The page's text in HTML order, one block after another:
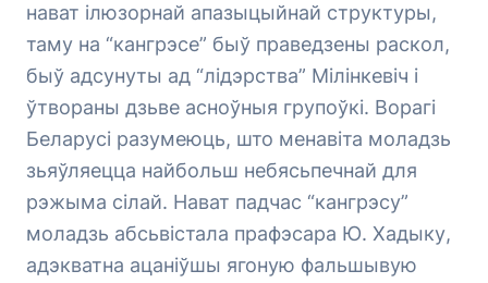
нават ілюзорнай апазыцыйнай структуры,
таму на “кангрэсе” быў праведзены раскол,
быў адсунуты ад “лідэрства” Мілінкевіч і
ўтвораны дзьве асноўныя групоўкі. Ворагі
Беларусі разумеюць, што менавіта моладзь
зьяўляецца найбольш небясьпечнай для
рэжыма сілай. Нават падчас “кангрэсу”
моладзь абсьвістала прафэсара Ю. Хадыку,
адэкватна ацаніўшы ягоную фальшывую